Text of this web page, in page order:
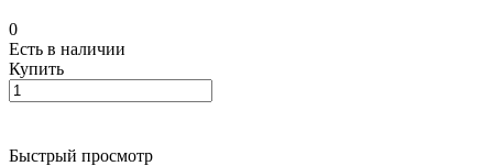
0
Есть в наличии
Купить
Быстрый просмотр